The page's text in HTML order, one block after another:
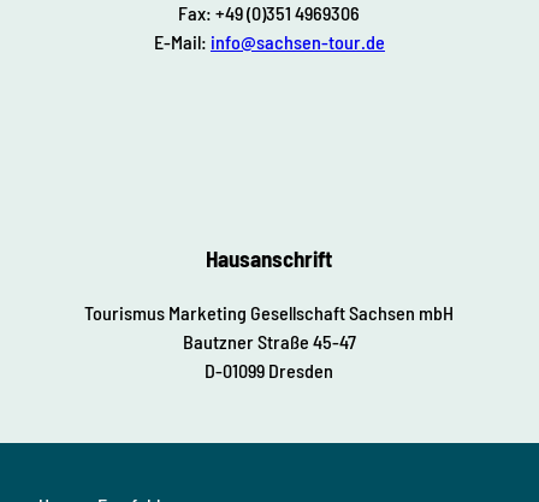
Fax: +49 (0)351 4969306
E-Mail: info@sachsen-tour.de
Hausanschrift
Tourismus Marketing Gesellschaft Sachsen mbH
Bautzner Straße 45-47
D-01099 Dresden